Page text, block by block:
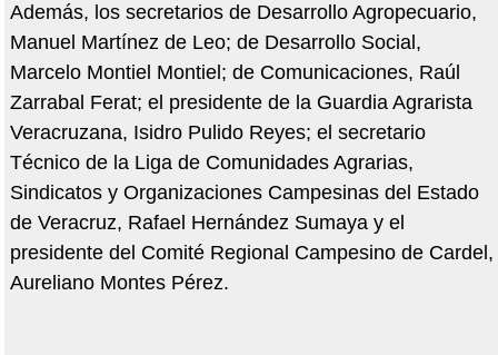
Además, los secretarios de Desarrollo Agropecuario,
Manuel Martínez de Leo; de Desarrollo Social,
Marcelo Montiel Montiel; de Comunicaciones, Raúl
Zarrabal Ferat; el presidente de la Guardia Agrarista
Veracruzana, Isidro Pulido Reyes; el secretario
Técnico de la Liga de Comunidades Agrarias,
Sindicatos y Organizaciones Campesinas del Estado
de Veracruz, Rafael Hernández Sumaya y el
presidente del Comité Regional Campesino de Cardel,
Aureliano Montes Pérez.